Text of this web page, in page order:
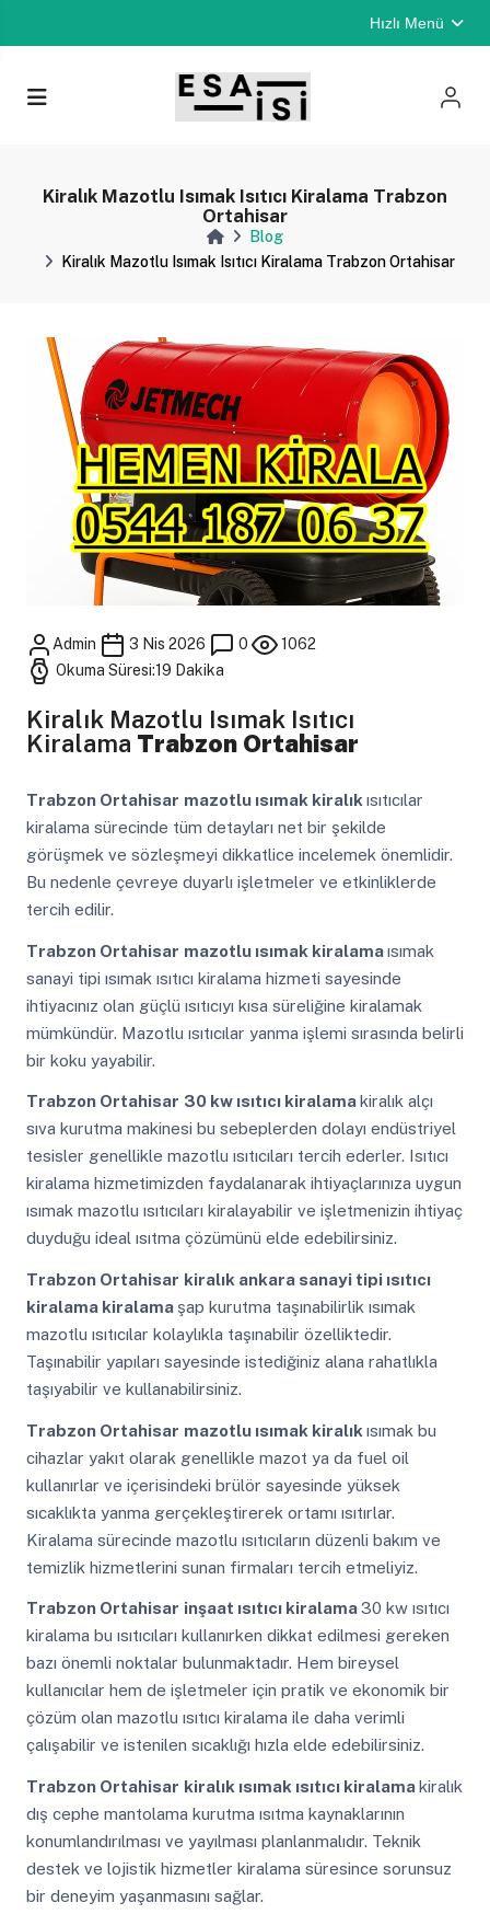
Hızlı Menü
Kiralık Mazotlu Isımak Isıtıcı Kiralama Trabzon
Ortahisar
Blog
Kiralık Mazotlu Isımak Isıtıcı Kiralama Trabzon Ortahisar
Admin 3 Nis 2026 0
1062
Okuma Süresi:19 Dakika
Kiralık Mazotlu Isımak Isıtıcı
Kiralama Trabzon Ortahisar
Trabzon Ortahisar mazotlu ısımak kiralık ısıtıcılar
kiralama sürecinde tüm detayları net bir şekilde
görüşmek ve sözleşmeyi dikkatlice incelemek önemlidir.
Bu nedenle çevreye duyarlı işletmeler ve etkinliklerde
tercih edilir.
Trabzon Ortahisar mazotlu ısımak kiralamaısımak
sanayi tipi ısımak ısıtıcı kiralama hizmeti sayesinde
ihtiyacınız olan güçlü ısıtıcıyı kısa süreliğine kiralamak
mümkündür. Mazotlu ısıtıcılar yanma işlemi sırasında belirli
bir koku yayabilir.
Trabzon Ortahisar 30 kw ısıtıcı kiralamakiralık alçı
sıva kurutma makinesi bu sebeplerden dolayı endüstriyel
tesisler genellikle mazotlu ısıtıcıları tercih ederler. Isıtıcı
kiralama hizmetimizden faydalanarak ihtiyaçlarınıza uygun
ısımak mazotlu ısıtıcıları kiralayabilir ve işletmenizin ihtiyaç
duyduğu ideal ısıtma çözümünü elde edebilirsiniz.
Trabzon Ortahisar kiralık ankara sanayi tipi ısıtıcı
kiralama kiralama şap kurutma taşınabilirlik ısımak
mazotlu ısıtıcılar kolaylıkla taşınabilir özelliktedir.
Taşınabilir yapıları sayesinde istediğiniz alana rahatlıkla
taşıyabilir ve kullanabilirsiniz.
Trabzon Ortahisar mazotlu ısımak kiralık ısımak bu
cihazlar yakıt olarak genellikle mazot ya da fuel oil
kullanırlar ve içerisindeki brülör sayesinde yüksek
sıcaklıkta yanma gerçekleştirerek ortamı ısıtırlar.
Kiralama sürecinde mazotlu ısıtıcıların düzenli bakım ve
temizlik hizmetlerini sunan firmaları tercih etmeliyiz.
Trabzon Ortahisar inşaat ısıtıcı kiralama30 kw ısıtıcı
kiralama bu ısıtıcıları kullanırken dikkat edilmesi gereken
bazı önemli noktalar bulunmaktadır. Hem bireysel
kullanıcılar hem de işletmeler için pratik ve ekonomik bir
çözüm olan mazotlu ısıtıcı kiralama ile daha verimli
çalışabilir ve istenilen sıcaklığı hızla elde edebilirsiniz.
Trabzon Ortahisar kiralık ısımak ısıtıcı kiralamakiralık
dış cephe mantolama kurutma ısıtma kaynaklarının
konumlandırılması ve yayılması planlanmalıdır. Teknik
destek ve lojistik hizmetler kiralama süresince sorunsuz
bir deneyim yaşanmasını sağlar.